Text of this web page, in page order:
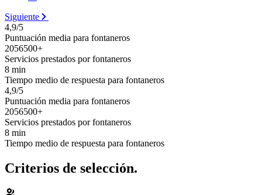
Siguiente
4,9/5
Puntuación media para fontaneros
2056500+
Servicios prestados por fontaneros
8 min
Tiempo medio de respuesta para fontaneros
4,9/5
Puntuación media para fontaneros
2056500+
Servicios prestados por fontaneros
8 min
Tiempo medio de respuesta para fontaneros
Criterios de selección.